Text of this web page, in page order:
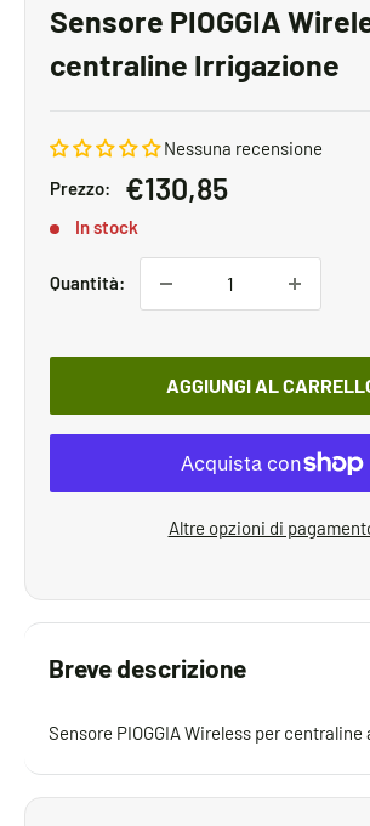
Sensore PIOGGIA
centraline Irrigazione
Nessuna recensione
Prezzo:
Prezzo
scontato
€130,85
In stock
Quantità:
AGGIUNGI AL
Altre opzioni di
Breve descrizione
Sensore PIOGGIA Wireless per centraline